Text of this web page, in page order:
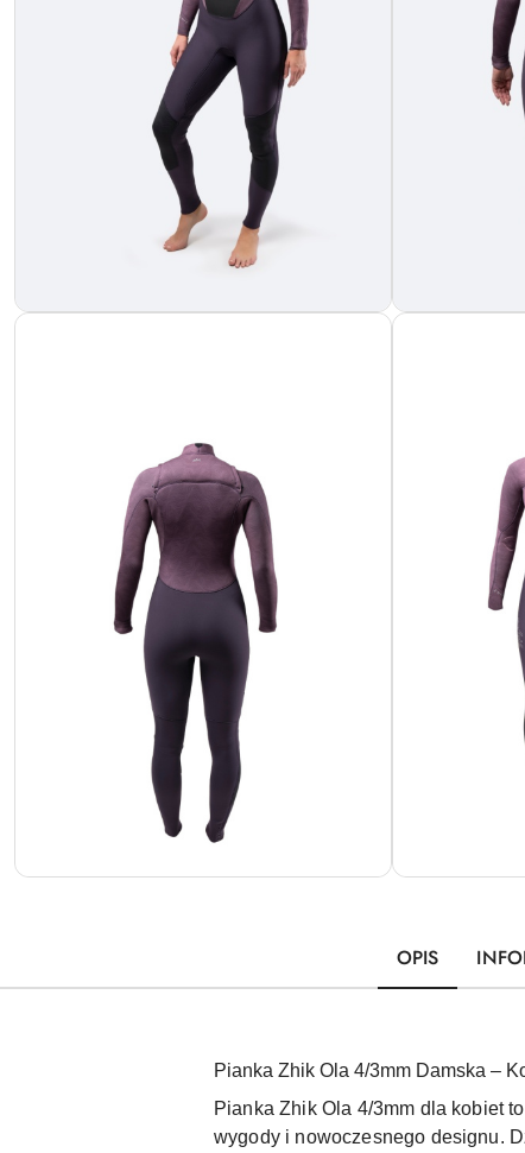
OPIS
Pianka Zhik Ola 4/3mm Damska –
Pianka Zhik Ola 4/3mm dla kobiet
wygody i nowoczesnego designu.